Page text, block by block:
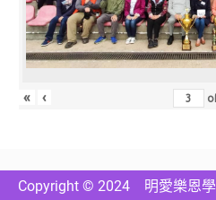
« ‹
Copyright © 2024 明愛樂恩